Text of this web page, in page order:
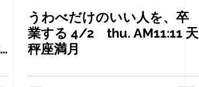
うわべだけのいい人を、卒
業する 4/2 thu. AM11:11 天
秤座満月